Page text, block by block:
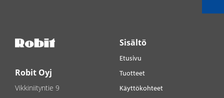
Robit Oyj
Vikkiniityntie 9
Sisältö
Etusivu
Tuotteet
Käyttökohteet